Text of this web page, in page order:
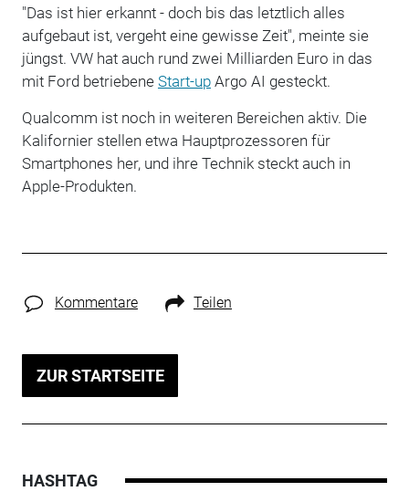
"Das ist hier erkannt - doch bis das letztlich alles
aufgebaut ist, vergeht eine gewisse Zeit", meinte sie
jüngst. VW hat auch rund zwei Milliarden Euro in das
mit Ford betriebene Start-upArgo AI gesteckt.
Qualcomm ist noch in weiteren Bereichen aktiv. Die
Kalifornier stellen etwa Hauptprozessoren für
Smartphones her, und ihre Technik steckt auch in
Apple-Produkten.
Kommentare Teilen
ZUR STARTSEITE
HASHTAG